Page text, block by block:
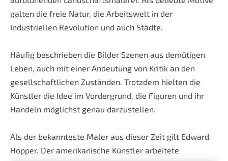
galten die freie Natur, die Arbeitswelt in der
Industriellen Revolution und auch Städte.
Häufig beschrieben die Bilder Szenen aus demütigen
Leben, auch mit einer Andeutung von Kritik an den
gesellschaftlichen Zuständen. Trotzdem hielten die
Künstler die Idee im Vordergrund, die Figuren und ihr
Handeln möglichst genau darzustellen.
Als der bekannteste Maler aus dieser Zeit gilt Edward
Hopper. Der amerikanische Künstler arbeitete